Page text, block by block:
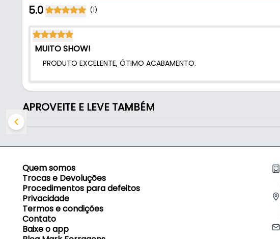
- Concha total: 93 x 40 mm
- Furação concha: 85 mm
- Fechadura: 60 x 37 x 10 mm
5.0 (1)
MUITO SHOW!
PRODUTO EXCELENTE, ÓTIMO ACABAMENTO.
APROVEITE E LEVE TAMBÉM
Quem somos
Trocas e Devoluções
Procedimentos para defeitos
Privacidade
Termos e condições
Contato
Baixe o app